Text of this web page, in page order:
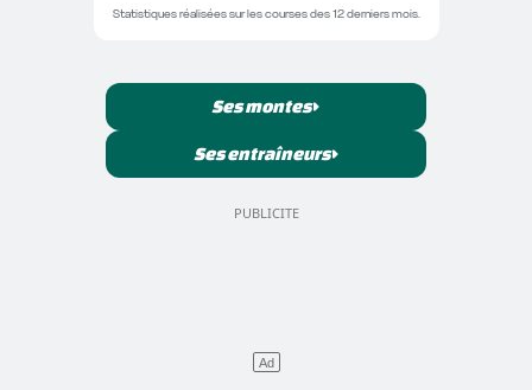
Statistiques réalisées sur les courses des 12 derniers mois.
Ses montes
Ses entraîneurs